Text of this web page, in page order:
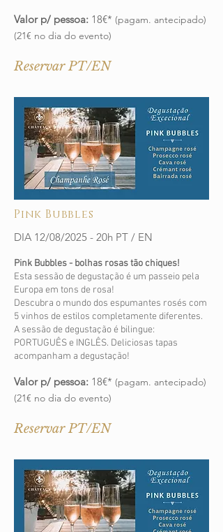
Valor p/ pessoa: 18€* (pagam. antecipado)
(21€ no dia do evento)
Reservar PT/EN
Pink Bubbles
DIA 12/08/2025 - 20h PT / EN
Pink Bubbles - bolhas rosas tão chiques!
Esta sessão de degustação é um passeio pela
Europa em tons de rosa!
Descubra o mundo dos espumantes rosés com
5 vinhos de estilos completamente diferentes.
A sessão de degustação é bilingue:
PORTUGUÊS e INGLÊS. Deliciosas tapas
acompanham a degustação!
Valor p/ pessoa: 18€* (pagam. antecipado)
(21€ no dia do evento)
Reservar PT/EN